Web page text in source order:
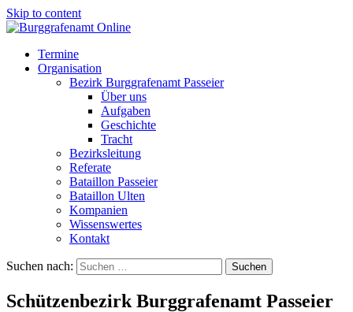
Skip to content
Termine
Organisation
Bezirk Burggrafenamt Passeier
Über uns
Aufgaben
Geschichte
Tracht
Bezirksleitung
Referate
Bataillon Passeier
Bataillon Ulten
Kompanien
Wissenswertes
Kontakt
Suchen nach:
Schützenbezirk Burggrafenamt Passeier